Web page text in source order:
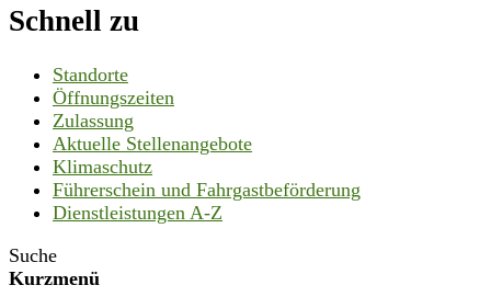
Schnell zu
Standorte
Öffnungszeiten
Zulassung
Aktuelle Stellenangebote
Klimaschutz
Führerschein und Fahrgastbeförderung
Dienstleistungen A-Z
Suche
Kurzmenü